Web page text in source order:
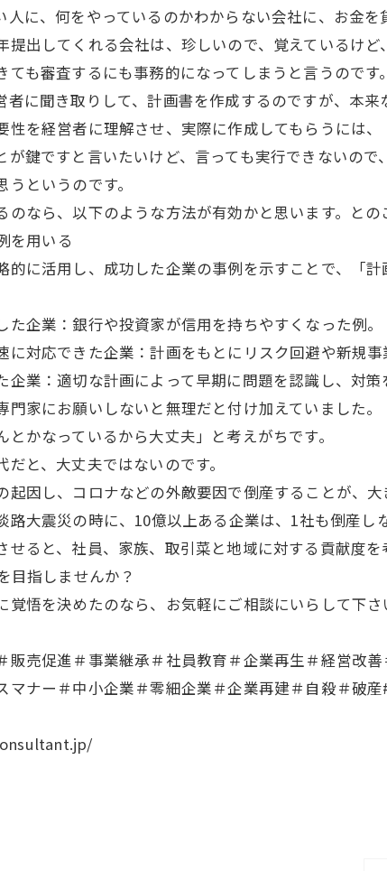
人に、何をやっているのかわからない会社に、お金
提出してくれる会社は、珍しいので、覚えているけど、
ても審査するにも事務的になってしまうと言うのです。
者に聞き取りして、計画書を作成するのですが、本来
性を経営者に理解させ、実際に作成してもらうには
が鍵ですと言いたいけど、言っても実行できないの
というのです。
のなら、以下のような方法が有効かと思います。との
を用いる
的に活用し、成功した企業の事例を示すことで、「
た企業：銀行や投資家が信用を持ちやすくなった例。
に対応できた企業：計画をもとにリスク回避や新規
企業：適切な計画によって早期に問題を認識し、対策
門家にお願いしないと無理だと付け加えていました。
とかなっているから大丈夫」と考えがちです。
だと、大丈夫ではないのです。
起因し、コロナなどの外敵要因で倒産することが、
路大震災の時に、10億以上ある企業は、1社も倒産し
せると、社員、家族、取引菜と地域に対する貢献度
目指しませんか？
覚悟を決めたのなら、お気軽にご相談にいらして下さ
販売促進＃事業継承＃社員教育＃企業再生＃経営改
マナー＃中小企業＃零細企業＃企業再建＃自殺＃